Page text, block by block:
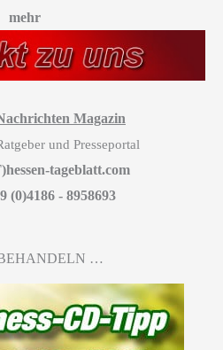
mehr
Magazin
und Presseportal
tageblatt.com
(0)4186 - 8958693
BEHANDELN …